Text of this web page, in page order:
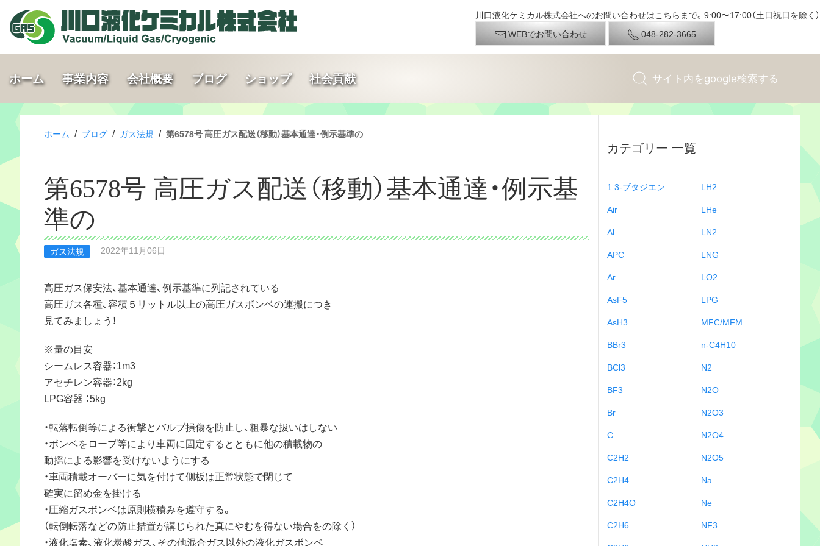
川口液化ケミカル株式会社へのお問い合わせはこちらまで。9:00〜17:00（土日祝日を除く）
WEBでお問い合わせ
048-282-3665
ホーム 事業内容 会社概要 ブログ ショップ 社会貢献
ホーム / ブログ / ガス法規 / 第6578号 高圧ガス配送（移動）基本通達・例示基準の
第6578号 高圧ガス配送（移動）基本通達・例示基
準の
ガス法規 2022年11月06日
高圧ガス保安法、基本通達、例示基準に列記されている
高圧ガス各種、容積５リットル以上の高圧ガスボンベの運搬につき
見てみましょう！
※量の目安
シームレス容器：1m3
アセチレン容器：2kg
LPG容器 ：5kg
・転落転倒等による衝撃とバルブ損傷を防止し、粗暴な扱いはしない
・ボンベをロープ等により車両に固定するとともに他の積載物の
動揺による影響を受けないようにする
・車両積載オーバーに気を付けて側板は正常状態で閉じて
確実に留め金を掛ける
・圧縮ガスボンベは原則横積みを遵守する。
（転倒転落などの防止措置が講じられた真にやむを得ない場合をの除く）
・液化塩素、液化炭酸ガス、その他混合ガス以外の液化ガスボンベ
カテゴリー 一覧
1.3-ブタジエン
Air
Al
APC
Ar
AsF5
AsH3
BBr3
BCl3
BF3
Br
C
C2H2
C2H4
C2H4O
C2H6
LH2
LHe
LN2
LNG
LO2
LPG
MFC/MFM
n-C4H10
N2
N2O
N2O3
N2O4
N2O5
Na
Ne
NF3